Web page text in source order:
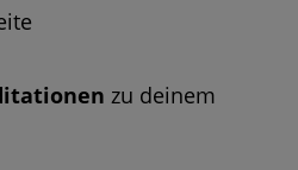
zu deinem